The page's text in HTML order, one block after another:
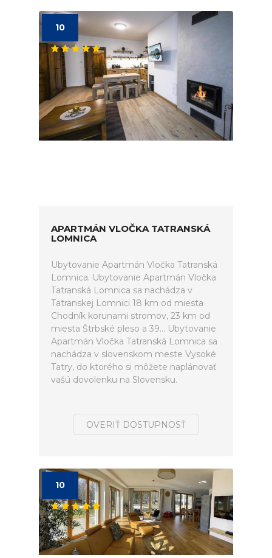
10
APARTMÁN VLOČKA TATRANSKÁ
LOMNICA
Ubytovanie Apartmán Vločka Tatranská
Lomnica. Ubytovanie Apartmán Vločka
Tatranská Lomnica sa nachádza v
Tatranskej Lomnici 18 km od miesta
Chodník korunami stromov, 23 km od
miesta Štrbské pleso a 39... Ubytovanie
Apartmán Vločka Tatranská Lomnica sa
nachádza v slovenskom meste Vysoké
Tatry, do ktorého si môžete naplánovať
vašú dovolenku na Slovensku.
OVERIŤ DOSTUPNOSŤ
10